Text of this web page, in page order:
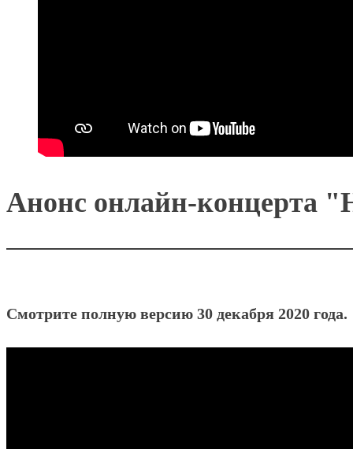
Анонс онлайн-концерта
Смотрите полную версию 30 декабря 2020 года.